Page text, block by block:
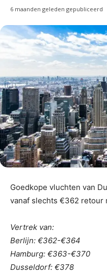
6 maanden geleden gepubliceerd
Goedkope vluchten van
vanaf slechts €362 retour
Vertrek van:
Berlijn: €362-€364
Hamburg: €363-€370
Dusseldorf: €378